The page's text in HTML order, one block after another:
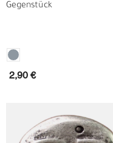
Gegenstück
2,90 €